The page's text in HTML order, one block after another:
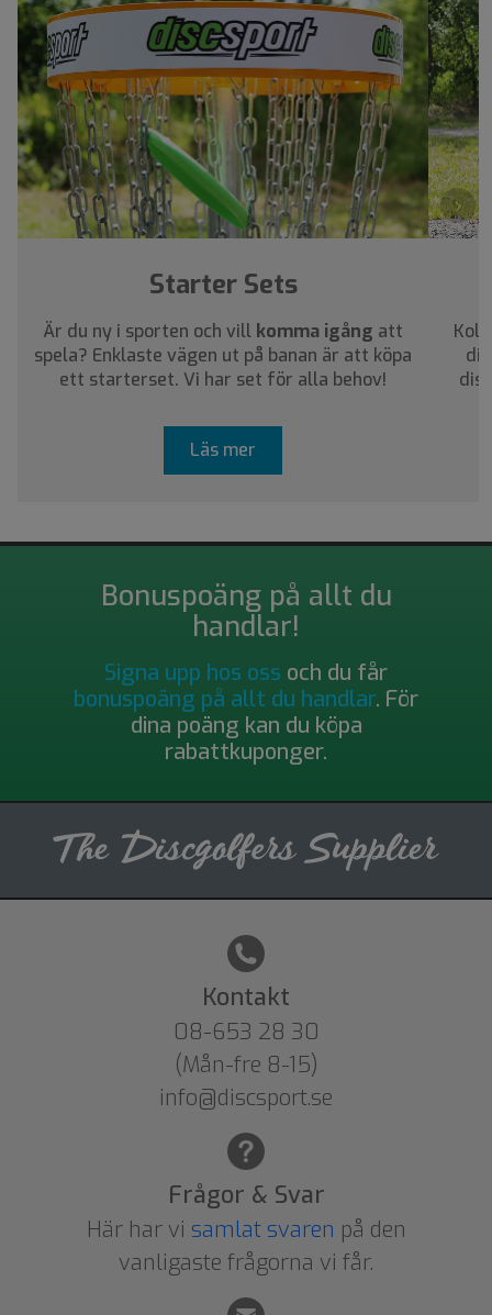
›
Starter Sets
Är du ny i sporten och vill komma igång att
spela? Enklaste vägen ut på banan är att köpa
ett starterset. Vi har set för alla behov!
Läs mer
Bonuspoäng på allt du
handlar!
Signa upp hos oss och du får
bonuspoäng på allt du handlar. För
dina poäng kan du köpa
rabattkuponger.
Kontakt
08-653 28 30
(Mån-fre 8-15)
info@discsport.se
Frågor & Svar
Här har vi samlat svaren på den
vanligaste frågorna vi får.